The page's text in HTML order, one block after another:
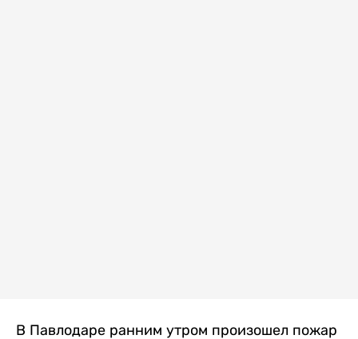
В Павлодаре ранним утром произошел пожар